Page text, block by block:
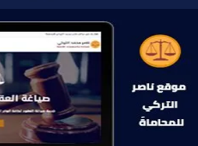
موقع ناصر التركي
التفاصيل